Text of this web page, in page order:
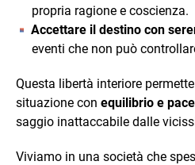
propria ragione e coscienza.
Accettare il destino con
eventi che non può
Questa libertà interiore
situazione con equilibrio e
saggio inattaccabile dalle
Viviamo in una società che